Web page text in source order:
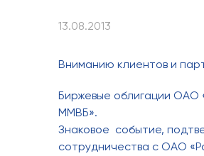
13.08.2013
Вниманию клиентов и
Биржевые облигации ОАО
ММВБ».
Знаковое событие,
сотрудничества с ОАО